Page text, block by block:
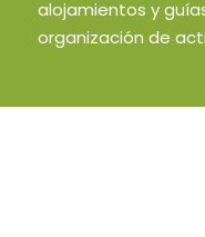
alojamientos y
organización de